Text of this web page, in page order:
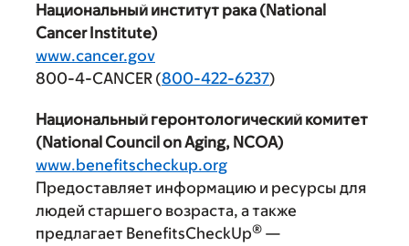
Национальный институт рака (National
Cancer Institute)
www.cancer.gov
800-4-CANCER (800-422-6237)
Национальный геронтологический комитет
(National Council on Aging, NCOA)
www.benefitscheckup.org
Предоставляет информацию и ресурсы для
людей старшего возраста, а также
предлагает BenefitsCheckUp® —